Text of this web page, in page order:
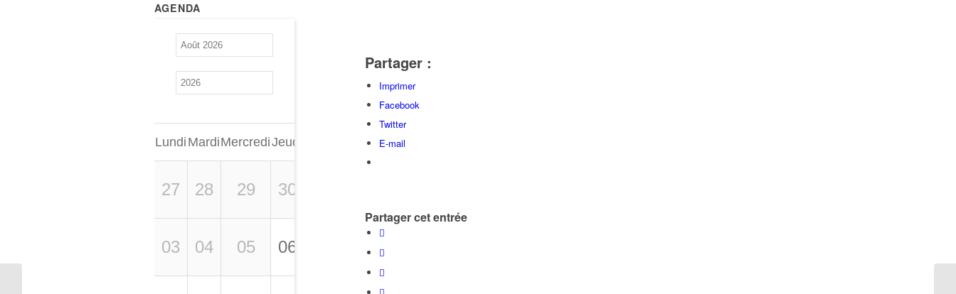
Partager :
Imprimer
Facebook
Twitter
E-mail
Partager cet entrée
AGENDA
Lundi MardiMercrediJeudi SamediDimanche
27 28 29 30
03 04 05 06 08